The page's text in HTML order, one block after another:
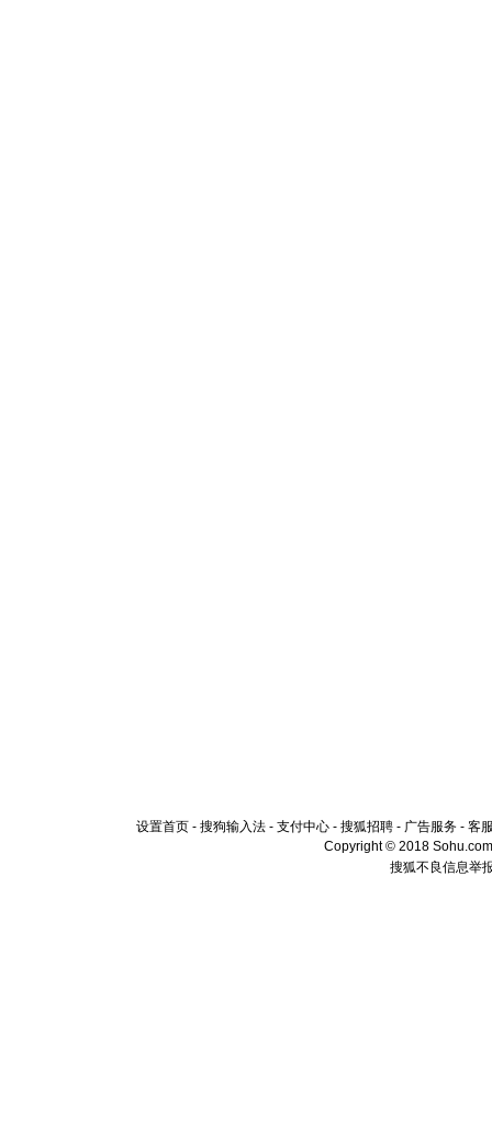
设置首页 - 搜狗输入法 - 支付中心 - 搜狐招聘 - 广告服务 - 客
Copyright © 2018
搜狐不良信息举